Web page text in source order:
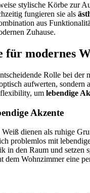
stylische Körbe zur
fungieren sie als
aus
Zuhause.
für modernes
Rolle bei
aufwerten, sondern
um lebendige
Akzente
dienen als ruhige
problemlos mit
in den Raum und setzen
dem Wohnzimmer eine